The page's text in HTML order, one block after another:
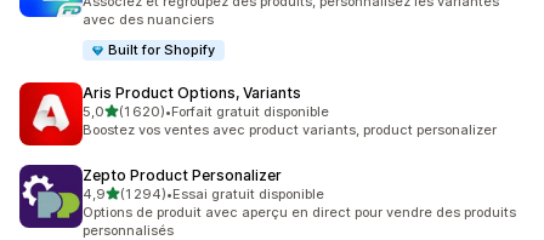
avec des nuanciers
Built for Shopify
Aris Product Options, Variants
5,0étoile(s) sur 5
(1 620)
1620 avis au total
•Forfait gratuit disponible
Boostez vos ventes avec product variants, product personalizer
Zepto Product Personalizer
4,9étoile(s) sur 5
(1 294)
1294 avis au total
•Essai gratuit disponible
Options de produit avec aperçu en direct pour vendre des produits
personnalisés